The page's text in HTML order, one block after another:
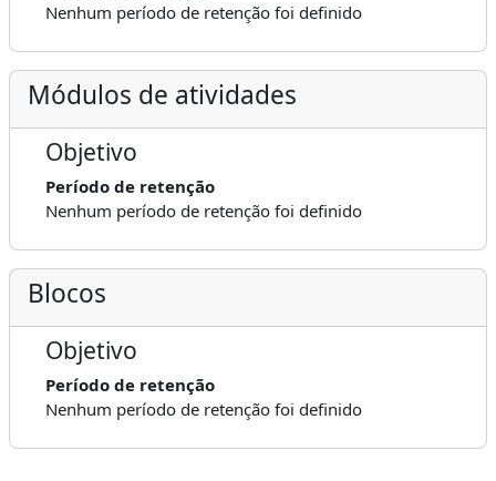
Nenhum período de retenção foi definido
Módulos de atividades
Objetivo
Período de retenção
Nenhum período de retenção foi definido
Blocos
Objetivo
Período de retenção
Nenhum período de retenção foi definido